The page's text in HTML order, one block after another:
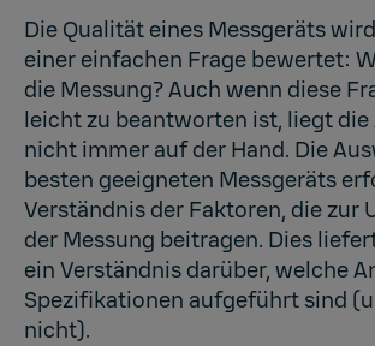
Die Qualität eines Messgeräts
einer einfachen Frage bewertet:
die Messung? Auch wenn diese
leicht zu beantworten ist, liegt
nicht immer auf der Hand. Die
besten geeigneten Messgeräts
Verständnis der Faktoren, die zur
der Messung beitragen. Dies
ein Verständnis darüber, welche
Spezifikationen aufgeführt sind
nicht).